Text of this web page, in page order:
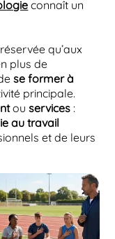
connaît un
qu’aux
plus de
se former à
principale.
ouservices :
au travail
et de leurs